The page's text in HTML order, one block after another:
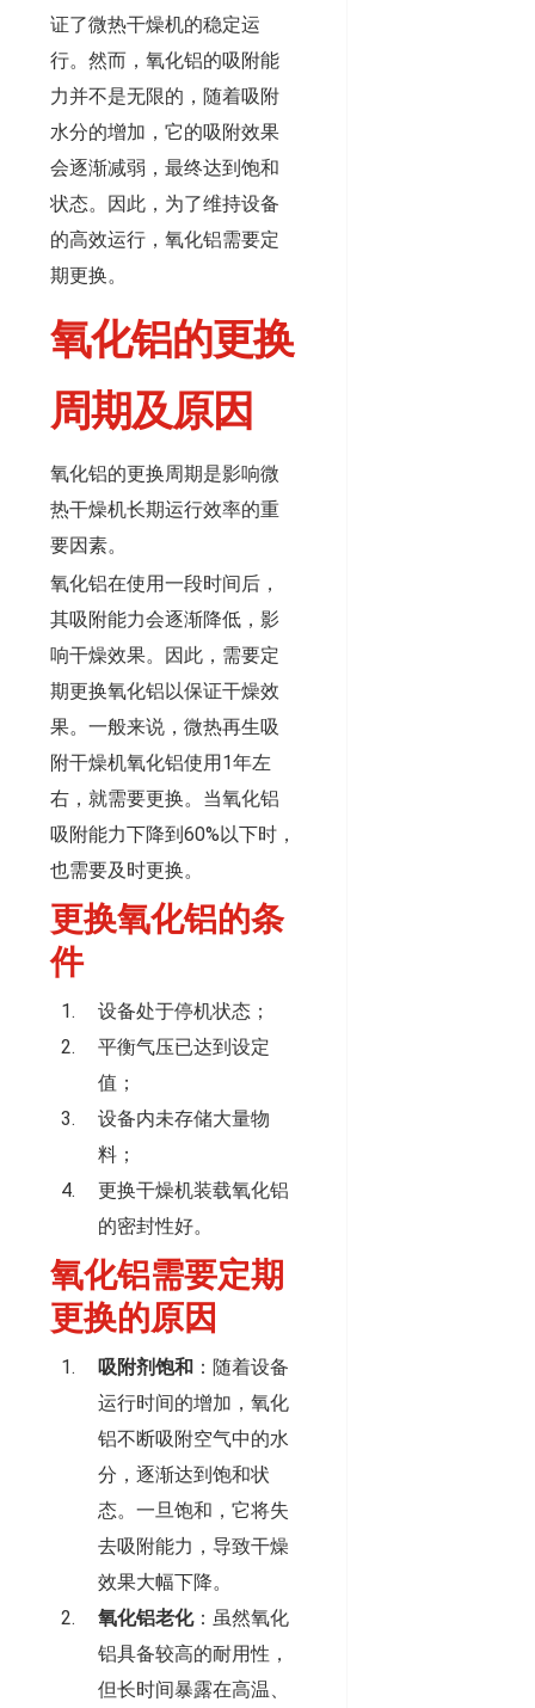
证了微热干燥机的稳定运
行。然而，氧化铝的吸附能
力并不是无限的，随着吸附
水分的增加，它的吸附效果
会逐渐减弱，最终达到饱和
状态。因此，为了维持设备
的高效运行，氧化铝需要定
期更换。
氧化铝的更换
周期及原因
氧化铝的更换周期是影响微
热干燥机长期运行效率的重
要因素。
氧化铝在使用一段时间后，
其吸附能力会逐渐降低，影
响干燥效果。因此，需要定
期更换氧化铝以保证干燥效
果。一般来说，微热再生吸
附干燥机氧化铝使用1年左
右，就需要更换。当氧化铝
吸附能力下降到60%以下时，
也需要及时更换。
更换氧化铝的条
件
设备处于停机状态；
平衡气压已达到设定
值；
设备内未存储大量物
料；
更换干燥机装载氧化铝
的密封性好。
氧化铝需要定期
更换的原因
吸附剂饱和 ：随着设备
运行时间的增加，氧化
铝不断吸附空气中的水
分，逐渐达到饱和状
态。一旦饱和，它将失
去吸附能力，导致干燥
效果大幅下降。
氧化铝老化：虽然氧化
铝具备较高的耐用性，
但长时间暴露在高温、